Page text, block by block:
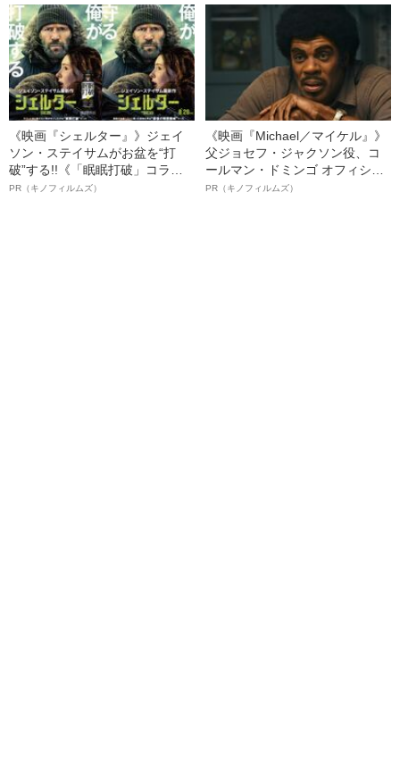
ト”が生み出した徹底ケアとは
《映画『シェルター』》ジェイ
ソン・ステイサムがお盆を“打
破”する!!《「眠眠打破」コラ
ボ》
PR（キノフィルムズ）
《映画『Michael／マイケル』》
父ジョセフ・ジャクソン役、コ
ールマン・ドミンゴ オフィシャ
ルインタビュー“観客を魅了した
PR（キノフィルムズ）